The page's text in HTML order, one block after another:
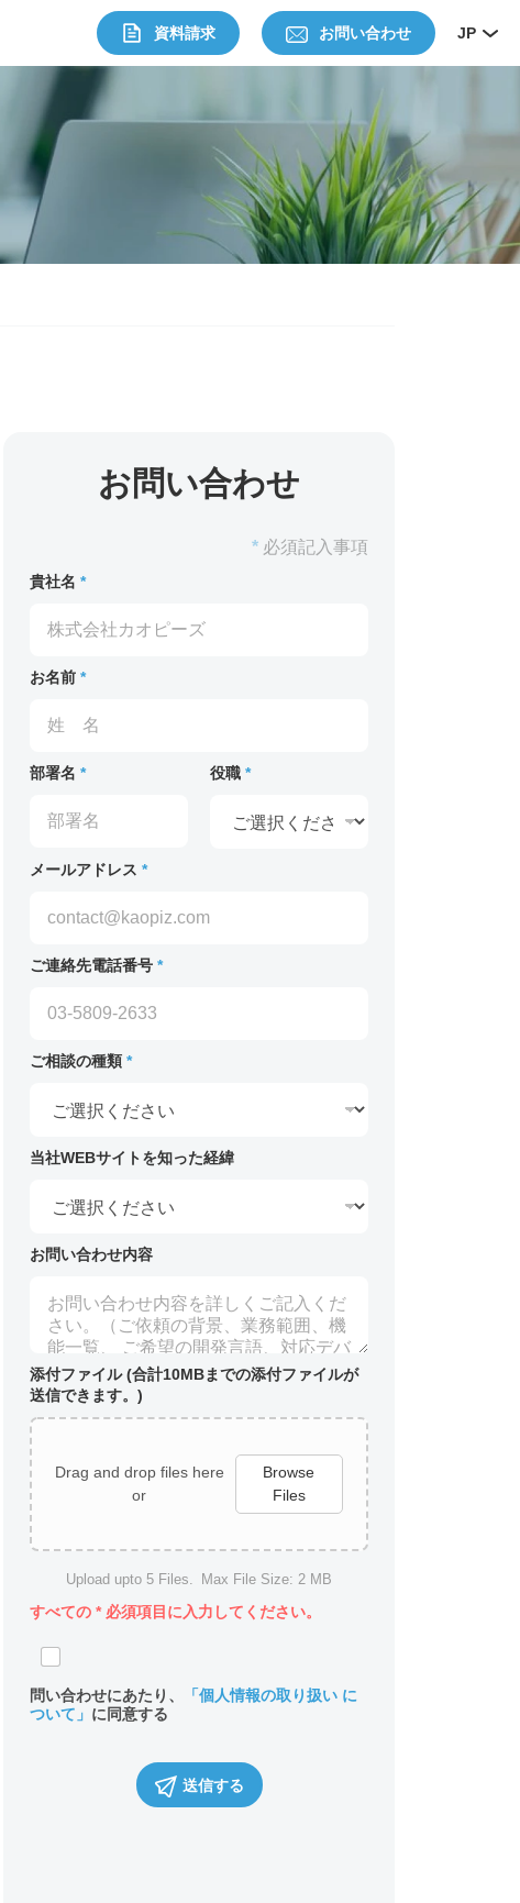
JP
資料請求 お問い合わせ
お問い合わせ
* 必須記入事項
貴社名 *
お名前 *
部署名 * 役職 *
メールアドレス *
ご連絡先電話番号 *
ご相談の種類 *
当社WEBサイトを知った経緯
お問い合わせ内容
添付ファイル (合計10MBまでの添付ファイルが
送信できます。)
Drag and drop files here
or
Browse
Files
Upload upto 5 Files. Max File Size: 2 MB
すべての *必須項目に入力してください。
問い合わせにあたり、
「個人情報の取り扱い に
ついて」 に同意する
送信する